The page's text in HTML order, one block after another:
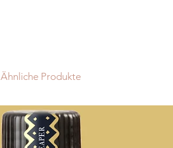
Ähnliche Produkte